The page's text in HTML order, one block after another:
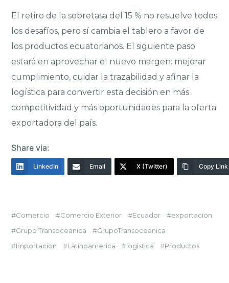
El retiro de la sobretasa del 15 % no resuelve todos
los desafíos, pero sí cambia el tablero a favor de
los productos ecuatorianos. El siguiente paso
estará en aprovechar el nuevo margen: mejorar
cumplimiento, cuidar la trazabilidad y afinar la
logística para convertir esta decisión en más
competitividad y más oportunidades para la oferta
exportadora del país.
Share via:
LinkedIn Email X (Twitter) Copy Link
Comercio Comercio Exterior Ecuador
exportacion
Grupo Transoceanica
GrupoTransoceanica
Importacion
Latinoamerica logistica Productos